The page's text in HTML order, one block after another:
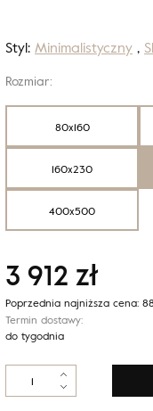
Styl: Minimalistyczny ,
Rozmiar:
80x160
160x230
400x500
3 912 zł
Poprzednia najniższa cena:
Termin dostawy:
do tygodnia
ilość
Noble